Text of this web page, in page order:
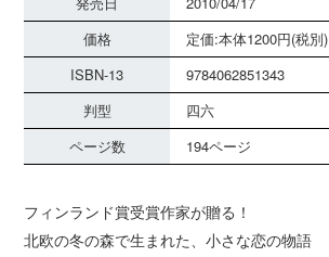
価格
定価:本体1200円(税別)
ISBN-13
9784062851343
判型
四六
ページ数
194ページ
フィンランド賞受賞作家が贈る！
北欧の冬の森で生まれた、小さな恋の物語